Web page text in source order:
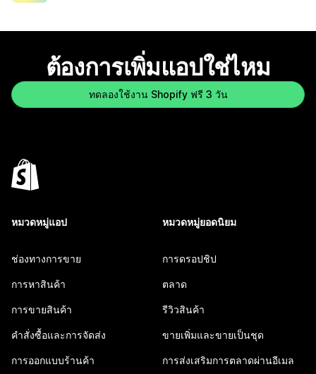
ต้องการเพิ่มแอปใช่ไหม
ทดลองใช้งาน Shopify ฟรี 3 วัน
หมวดหมู่แอป
ช่องทางการขาย
การหาสินค้า
การขายสินค้า
คำสั่งซื้อและการจัดส่ง
การออกแบบร้านค้า
หมวดหมู่ยอดนิยม
การดรอปชิป
ตลาด
รีวิวสินค้า
ขายเพิ่มและขายเป็นชุด
การส่งเสริมการตลาดผ่านอีเมล